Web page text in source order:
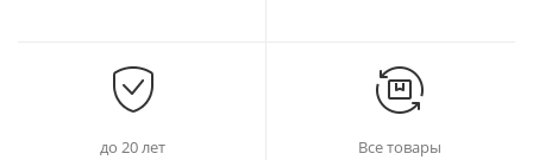
до 20 лет Все товары